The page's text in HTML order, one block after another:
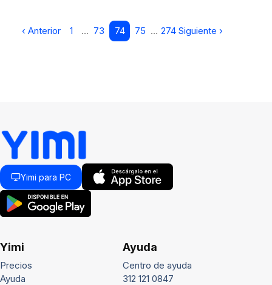
‹ Anterior 1 … 73 74 75 … 274 Siguiente ›
Yimi para PC
Yimi
Precios
Ayuda
Ayuda
Centro de ayuda
312 121 0847